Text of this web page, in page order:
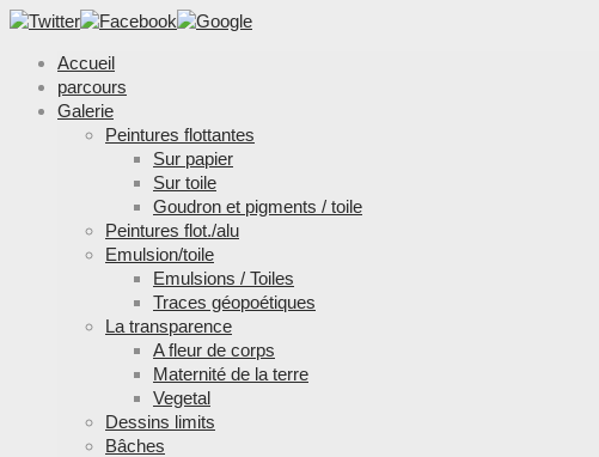
Accueil
parcours
Galerie
Peintures flottantes
Sur papier
Sur toile
Goudron et pigments / toile
Peintures flot./alu
Emulsion/toile
Emulsions / Toiles
Traces géopoétiques
La transparence
A fleur de corps
Maternité de la terre
Vegetal
Dessins limits
Bâches